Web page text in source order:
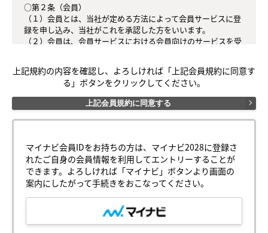
○第２条（会員）
（１）会員とは、当社が定める方法によって会員サービスに登
録を申し込み、当社がこれを承認した方をいいます。
（２）会員は、会員サービスにおける会員向けのサービスを受
ん。会員が会員サービスを利用したときは、この会員規約を承
認したものとみなします。
○第３条（会員ＩＤ番号とパスワード）
（１）会員は、会員ＩＤ番号を付与され、パスワードを登録す
場合は、会員ＩＤ番号を付与されないことがあります。
（２）会員は、会員ＩＤ番号およびパスワードを第三者に譲渡
または貸与してはなりません。
（３）会員の会員ＩＤ番号およびパスワードの管理および使用
は会員の責任とし、これらの使用上の過誤または第三者による
不正使用等については、当社は一切の責任を負わないものとし
上記規約の内容を確認し、よろしければ「上記会員規約に同意す
る」ボタンをクリックしてください。
上記会員規約に同意する
マイナビ会員IDをお持ちの方は、マイナビ2028に登録さ
れたご自身の会員情報を利用してエントリーすることが
できます。よろしければ「マイナビ」ボタンより画面の
案内にしたがって手続きをおこなってください。